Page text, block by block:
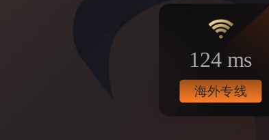
124 ms
海外专线